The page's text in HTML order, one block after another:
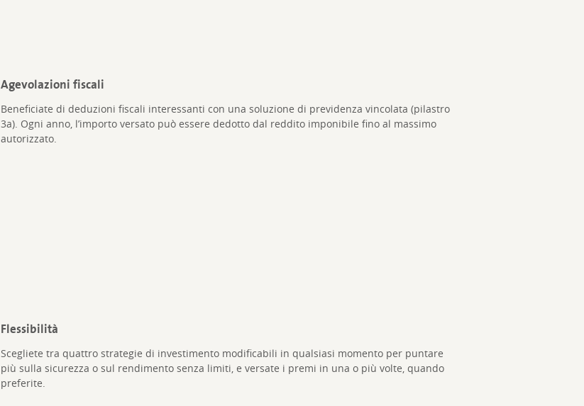
Agevolazioni fiscali
Beneficiate di deduzioni fiscali interessanti con una soluzione di previdenza vincolata (pilastro
3a). Ogni anno, l’importo versato può essere dedotto dal reddito imponibile fino al massimo
autorizzato.
Flessibilità
Scegliete tra quattro strategie di investimento modificabili in qualsiasi momento per puntare
più sulla sicurezza o sul rendimento senza limiti, e versate i premi in una o più volte, quando
preferite.